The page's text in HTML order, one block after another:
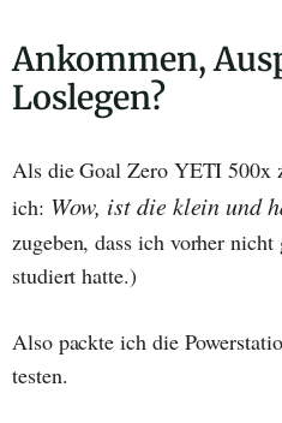
Ankommen,
Loslegen?
Als die Goal Zero YETI 500x
ich: Wow, ist die klein und
zugeben, dass ich vorher
studiert hatte.)
Also packte ich die
testen.